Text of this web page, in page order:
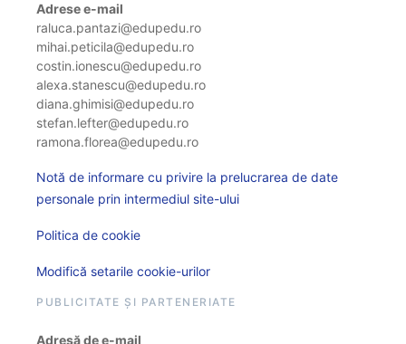
Adrese e-mail
raluca.pantazi@edupedu.ro
mihai.peticila@edupedu.ro
costin.ionescu@edupedu.ro
alexa.stanescu@edupedu.ro
diana.ghimisi@edupedu.ro
stefan.lefter@edupedu.ro
ramona.florea@edupedu.ro
Notă de informare cu privire la prelucrarea de date
personale prin intermediul site-ului
Politica de cookie
Modifică setarile cookie-urilor
PUBLICITATE ȘI PARTENERIATE
Adresă de e-mail